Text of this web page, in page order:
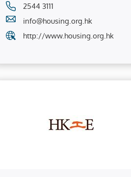
2544 3111
info@housing.org.hk
http://www.housing.org.hk